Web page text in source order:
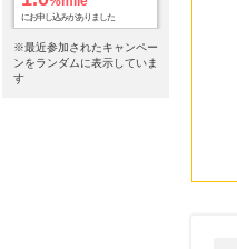
アニメイトオンラインショップ
2.0%mile
にお申し込みがありました
※最近参加されたキャンペー
ンをランダムに表示していま
す